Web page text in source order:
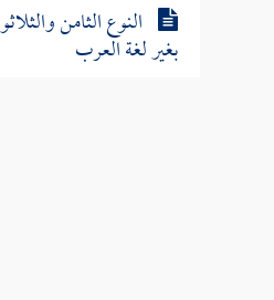
النوع الثامن
بغير لغة العرب